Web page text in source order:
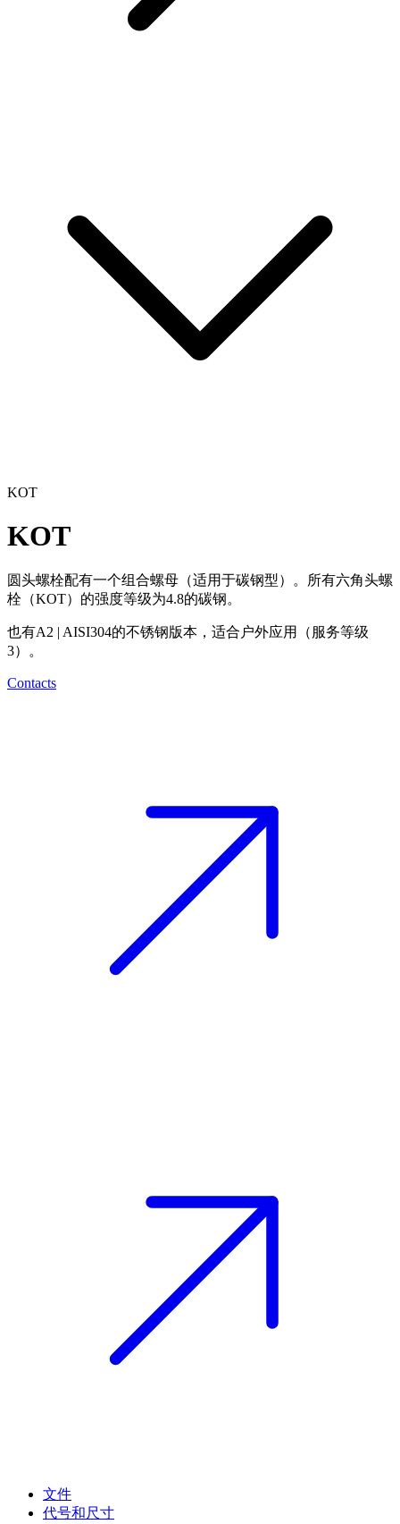
KOT
KOT
圆头螺栓配有一个组合螺母（适用于碳钢型）。所有六角头螺
栓（KOT）的强度等级为4.8的碳钢。
也有A2 | AISI304的不锈钢版本，适合户外应用（服务等级
3）。
Contacts
文件
代号和尺寸